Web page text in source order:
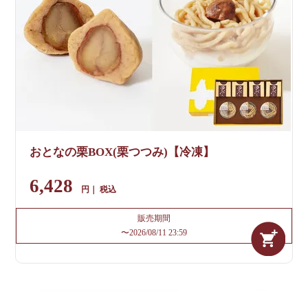
おとなの栗BOX(栗つつみ)【冷凍】
6,428 税込
販売期間
〜2026/08/11 23:59